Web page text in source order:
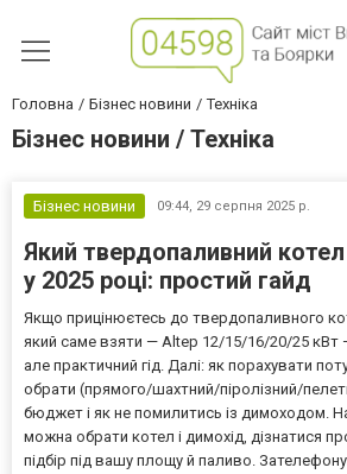
Головна Бізнес новини Техніка
Бізнес новини / Техніка
Бізнес новини 09:44, 29 серпня 2025 р.
Який твердопаливний котел
у 2025 році: простий гайд
Якщо прицінюєтесь до твердопаливного
який саме взяти — Altep 12/15/16/20/25 кВт
але практичний гід. Далі: як порахувати
обрати (прямого/шахтний/піролізний/
бюджет і як не помилитись із димоходом.
можна обрати котел і димохід, дізнатися
підбір під вашу площу й паливо.